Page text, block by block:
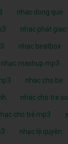
nhac dong que
nhac phat giao
nhac beatbox
nhạc mashup mp3
nhac cho be
nhac cho tre
cho trẻ mp3
nhạc lệ quyên